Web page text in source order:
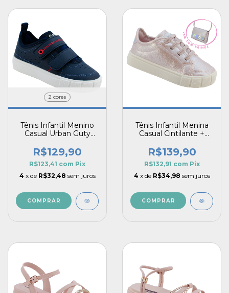
2 cores
Tênis Infantil Menino
Casual Urban Guty
com Pé Fechamento
Prático
R$129,90
R$123,41 com Pix
4 x de R$32,48 sem juros
COMPRAR
Tênis Infantil Menina
Casual Cintilante +
R$139,90
R$132,91 com Pix
4 x de R$34,98 sem juros
COMPRAR